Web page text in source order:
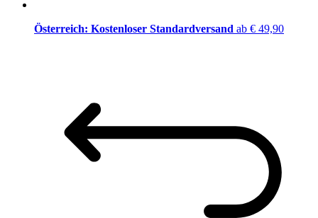
Österreich: Kostenloser Standardversand ab € 49,90